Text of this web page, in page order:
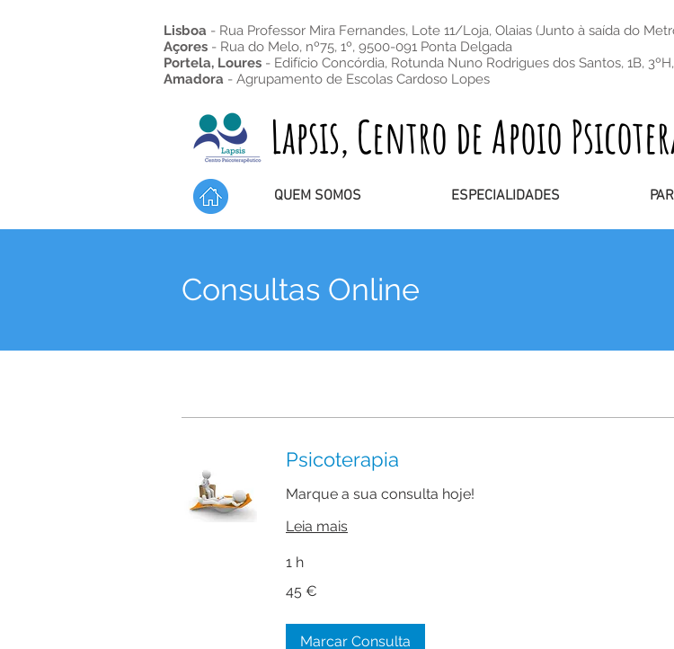
Lisboa - Rua Professor Mira Fernandes, Lote 11/Loja, Olaias (Junto à saída do
Açores - Rua do Melo, nº75, 1º, 9500-091 Ponta Delgada
Portela, Loures - Edifício Concórdia, Rotunda Nuno Rodrigues dos Santos, 1B,
Amadora - Agrupamento de Escolas Cardoso Lopes
Lapsis, Centro de Apoio
QUEM SOMOS ESPECIALIDADES
Psicoterapia
Marque a sua consulta hoje!
Leia mais
1 h
euros
45 €
Marcar Consulta
Consultas Online